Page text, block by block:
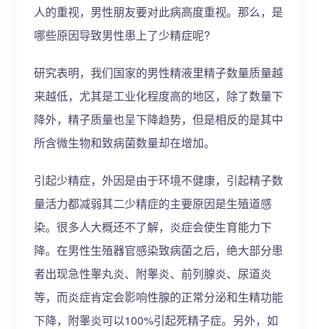
人的重视，男性朋友要对此病高度重视。那么，是
哪些原因导致男性患上了少精症呢?
研究表明，我们国家的男性精液里精子数量质量越
来越低，尤其是工业化程度高的地区，除了数量下
降外，精子质量也呈下降趋势，但是相反的是其中
所含微生物和致病菌数量却在增加。
引起少精症，外因是由于环境不健康，引起精子数
量活力都减弱其二少精症的主要原因是生殖道感
染。很多人大概还不了解，炎症会使生育能力下
降。在男性生殖器官感染致病菌之后，绝大部分患
者出现急性睾丸炎、附睾炎、前列腺炎、尿道炎
等，而炎症肯定会影响性腺的正常分泌和生精功能
下降，附睾炎可以100%引起死精子症。另外，如